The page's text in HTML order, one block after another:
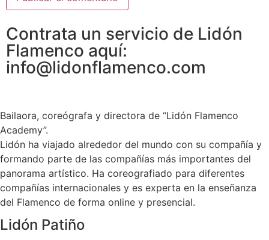
Contrata un servicio de Lidón
Flamenco aquí:
info@lidonflamenco.com
Bailaora, coreógrafa y directora de “Lidón Flamenco
Academy”.
Lidón ha viajado alrededor del mundo con su compañía y
formando parte de las compañías más importantes del
panorama artístico. Ha coreografiado para diferentes
compañías internacionales y es experta en la enseñanza
del Flamenco de forma online y presencial.
Lidón Patiño